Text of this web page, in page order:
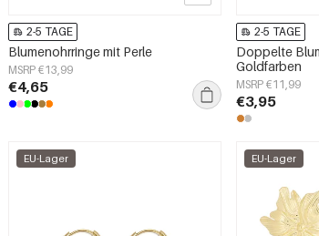
2-5 TAGE
Blumenohrringe mit Perle
MSRP €13,99
€4,65
2-5 TAGE
Doppelte
Goldfarben
MSRP €11,99
€3,95
EU-Lager EU-Lager